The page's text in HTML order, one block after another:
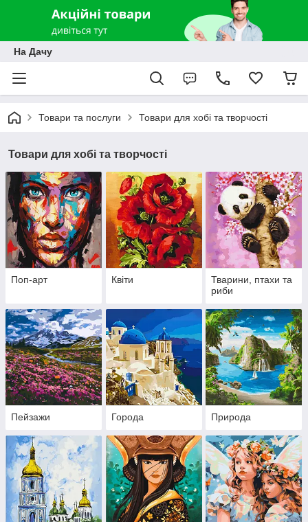
На Дачу
Товари та послуги Товари для хобі та творчості
Товари для хобі та творчості
Поп-арт Квіти
Тварини, птахи та
риби
Пейзажи Города Природа